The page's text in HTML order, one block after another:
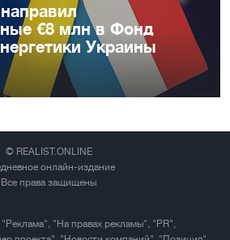
€8 млн в Фонд
Украины
© REALIST.ONLINE
онлайн-издание
Все права защищены
"На правах рекламы", "PR",